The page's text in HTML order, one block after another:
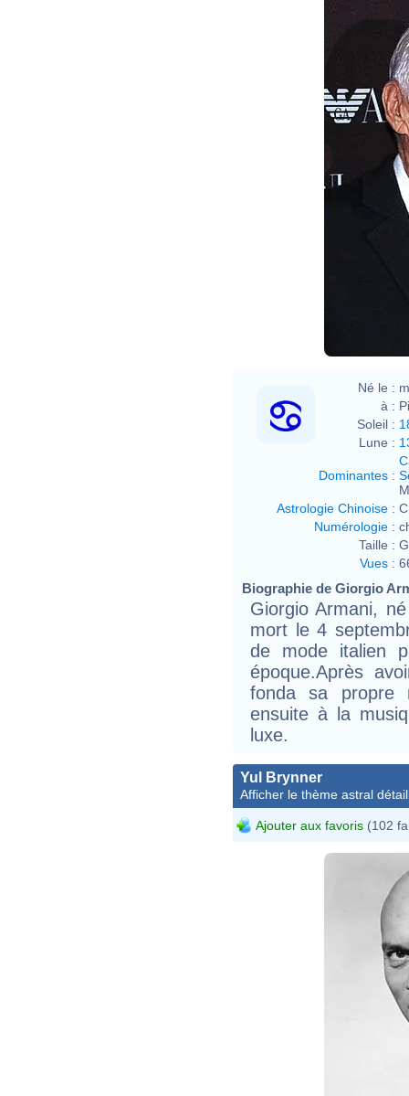
Né le :
à :
Soleil :
Lune :
Dominantes :
Astrologie Chinoise :
Numérologie :
Taille :
Vues :
Biographie de Giorgio
Giorgio Armani,
mort le 4
de mode italien
époque.Après
fonda sa propre
ensuite à la
luxe.
Yul Brynner
Afficher le thème astral
Ajouter aux favoris (102